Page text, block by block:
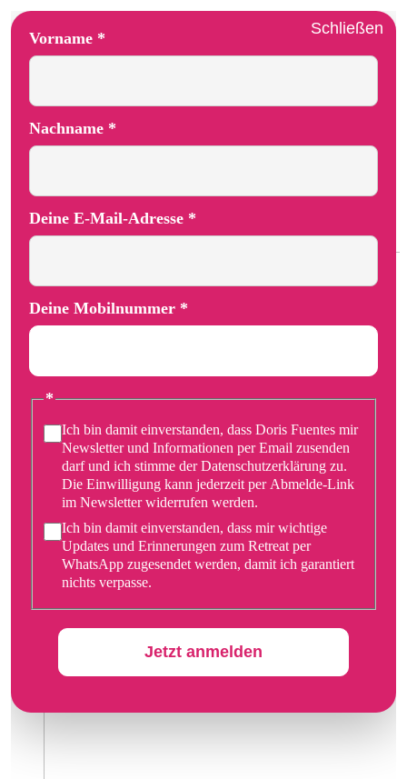
E-Mail-Adresse Layout Mobilnummer
Vorname *
Nachname *
Deine E-Mail-Adresse *
Deine Mobilnummer *
*
Ich bin damit einverstanden, dass Doris Fuentes mir
Newsletter und Informationen per Email zusenden
darf und ich stimme der Datenschutzerklärung zu.
Die Einwilligung kann jederzeit per Abmelde-Link
im Newsletter widerrufen werden.
Ich bin damit einverstanden, dass mir wichtige
Updates und Erinnerungen zum Retreat per
WhatsApp zugesendet werden, damit ich garantiert
nichts verpasse.
Jetzt anmelden
Schließen